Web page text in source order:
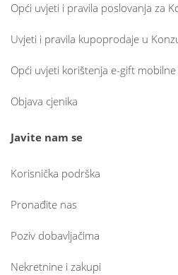
Opći uvjeti i pravila poslovanja za
Uvjeti i pravila kupoprodaje u
Opći uvjeti korištenja e-gift mobilne
Objava cjenika
Javite nam se
Korisnička podrška
Pronađite nas
Poziv dobavljačima
Nekretnine i zakupi